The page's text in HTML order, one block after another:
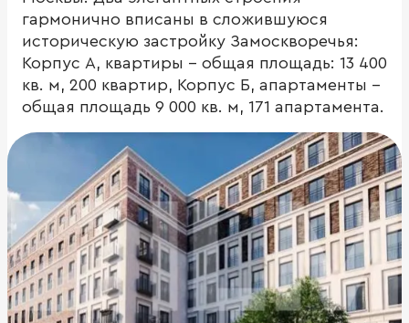
гармонично вписаны в сложившуюся
историческую застройку Замоскворечья:
Корпус А, квартиры - общая площадь: 13 400
кв. м, 200 квартир, Корпус Б, апартаменты -
общая площадь 9 000 кв. м, 171 апартамента.